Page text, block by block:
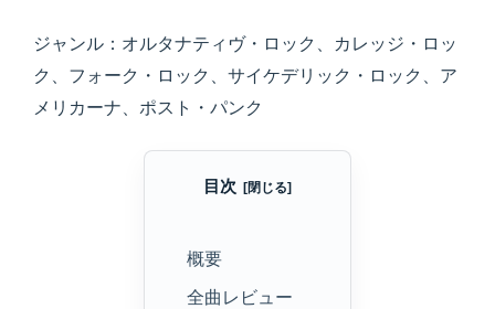
ジャンル：オルタナティヴ・ロック、カレッジ・ロッ
ク、フォーク・ロック、サイケデリック・ロック、ア
メリカーナ、ポスト・パンク
目次
概要
全曲レビュー